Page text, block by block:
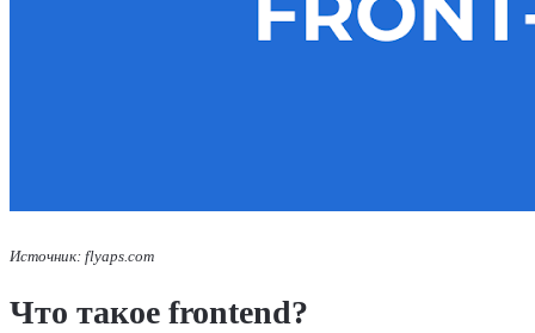
Источник: flyaps.com
Что такое frontend?